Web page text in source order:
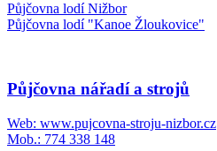
Půjčovna lodí Nižbor
Půjčovna lodí "Kanoe Žloukovice"
Půjčovna nářadí a strojů
Web: www.pujcovna-stroju-nizbor.cz
Mob.: 774 338 148